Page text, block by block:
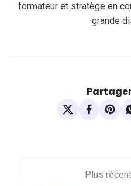
formateur et stratège en
grande
Plus récent